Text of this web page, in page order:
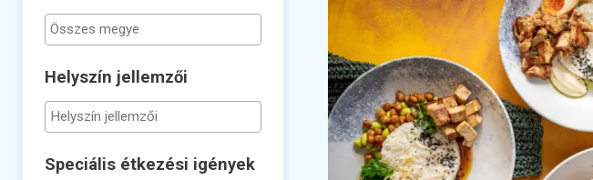
Helyszín jellemzői
Speciális étkezési igények